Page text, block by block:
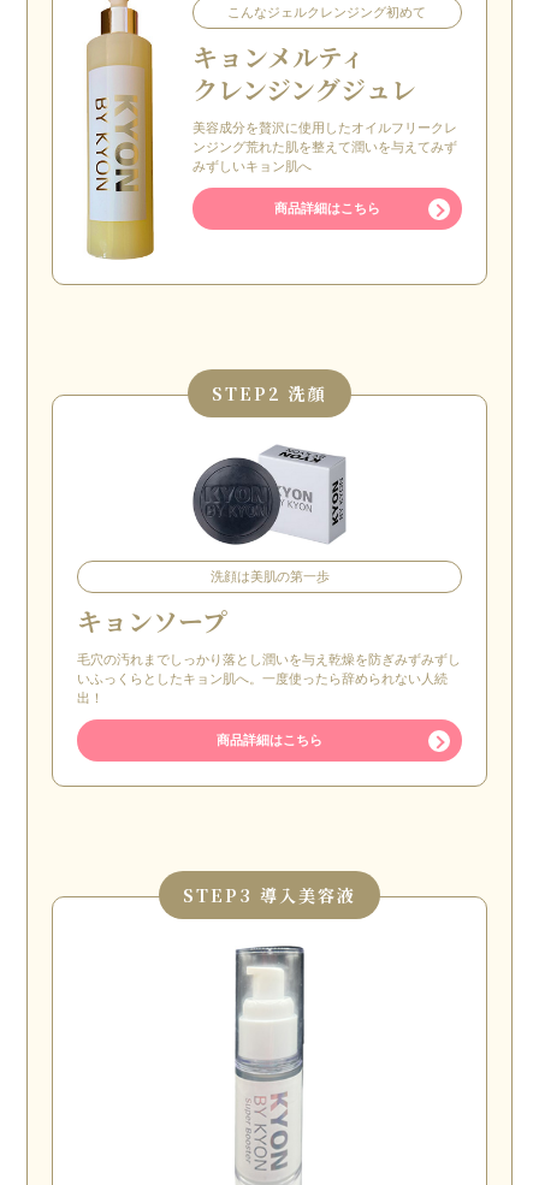
こんなジェルクレンジング初めて
キョンメルティ
クレンジングジュレ
美容成分を贅沢に使用したオイルフリークレ
ンジング荒れた肌を整えて潤いを与えてみず
みずしいキョン肌へ
商品詳細はこちら
STEP 2 洗顔
洗顔は美肌の第一歩
キョンソープ
毛穴の汚れまでしっかり落とし潤いを与え乾燥を防ぎみずみずし
いふっくらとしたキョン肌へ。一度使ったら辞められない人続
出！
商品詳細はこちら
STEP 3 導入美容液